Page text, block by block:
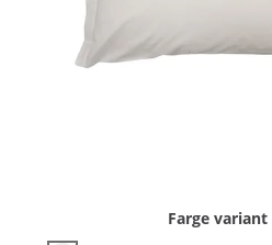
Farge variant